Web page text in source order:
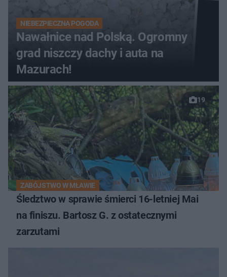
NIEBEZPIECZNA POGODA
Nawałnice nad Polską. Ogromny
grad niszczy dachy i auta na
Mazurach!
19
ZABÓJSTWO W MŁAWIE
Śledztwo w sprawie śmierci 16-letniej Mai
na finiszu. Bartosz G. z ostatecznymi
zarzutami